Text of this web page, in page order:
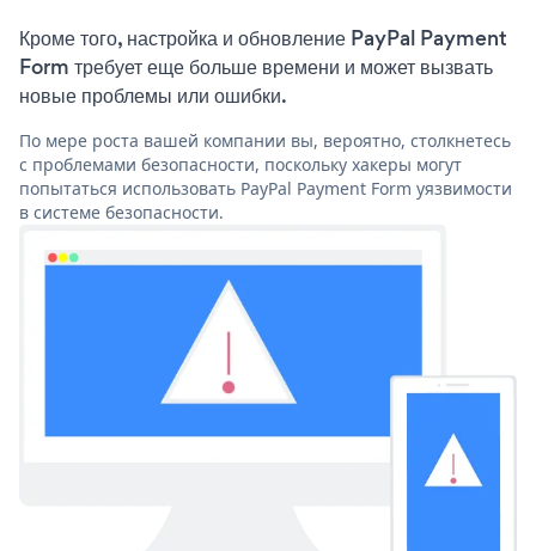
Кроме того, настройка и обновление PayPal Payment
Form требует еще больше времени и может вызвать
новые проблемы или ошибки.
По мере роста вашей компании вы, вероятно, столкнетесь
с проблемами безопасности, поскольку хакеры могут
попытаться использовать PayPal Payment Form уязвимости
в системе безопасности.